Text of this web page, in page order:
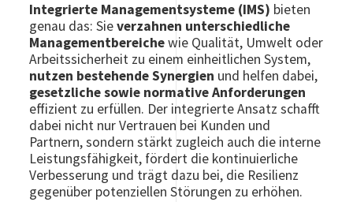
Integrierte Managementsysteme (IMS) bieten
genau das: Sieverzahnen unterschiedliche
Management­bereichewie Qualität, Umwelt oder
Arbeitssicherheit zu einem einheitlichen System,
nutzen bestehende Synergien und helfen dabei,
gesetzliche sowie normative Anforderungen
effizient zu erfüllen. Der integrierte Ansatz schafft
dabei nicht nur Vertrauen bei Kunden und
Partnern, sondern stärkt zugleich auch die interne
Leistungsfähigkeit, fördert die kontinuierliche
Verbesserung und trägt dazu bei, die Resilienz
gegenüber potenziellen Störungen zu erhöhen.